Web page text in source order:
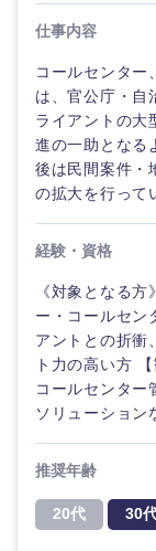
長崎県
大分県
鹿児島県
仕事内容
コールセンター
は、官公庁・自
ライアントの大
進の一助となる
後は民間案件・
の拡大を行って
経験・資格
《対象となる
ー・コールセン
アントとの折衝
ト力の高い方
コールセンター
ソリューション
推奨年齢
20代 30